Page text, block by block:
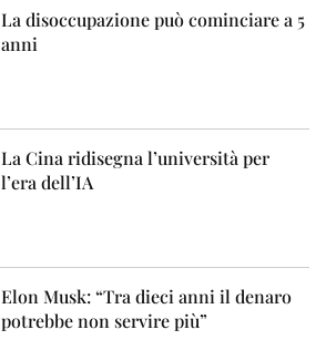
La disoccupazione può cominciare a 5
anni
La Cina ridisegna l’università per
l’era dell’IA
Elon Musk: “Tra dieci anni il denaro
potrebbe non servire più”